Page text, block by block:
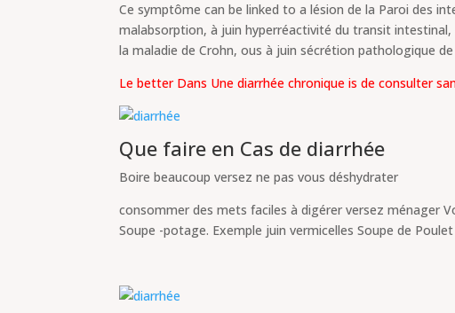
Ce symptôme can be linked to a lésion de la Paroi des
malabsorption, à juin hyperréactivité du transit
la maladie de Crohn, ous à juin sécrétion pathologique de
Le better Dans Une diarrhée chronique is de consulter
Que faire en Cas de diarrhée
Boire beaucoup versez ne pas vous déshydrater
consommer des mets faciles à digérer versez ménager
Soupe -potage. Exemple juin vermicelles Soupe de Poulet